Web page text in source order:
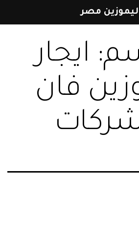
إلى
المحتوىايجار
فان
ليموزين مصر